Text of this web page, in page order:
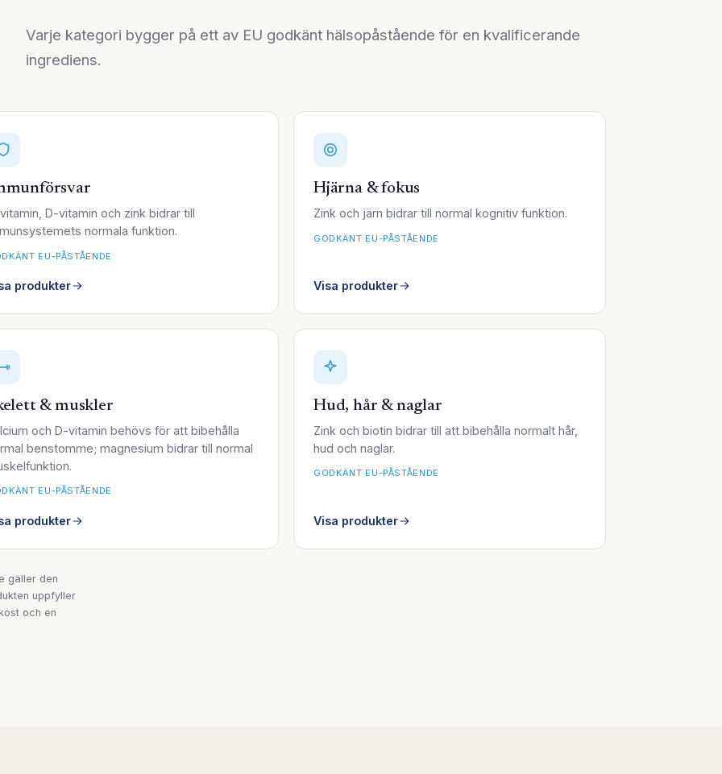
Varje kategori bygger på ett av EU godkänt hälsopåstående för en kvalificerande
ingrediens.
D-vitamin och zink bidrar till
normala funktion.
EU-PÅSTÅENDE
produkter
Hjärna & fokus
Zink och järn bidrar till normal kognitiv funktion.
GODKÄNT EU-PÅSTÅENDE
Visa produkter
& muskler
och D-vitamin behövs för att bibehålla
benstomme; magnesium bidrar till normal
EU-PÅSTÅENDE
produkter
Hud, hår & naglar
Zink och biotin bidrar till att bibehålla normalt hår,
hud och naglar.
GODKÄNT EU-PÅSTÅENDE
Visa produkter
gäller den
uppfyller
och en